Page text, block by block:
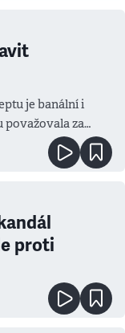
je banální i
považovala za
proti